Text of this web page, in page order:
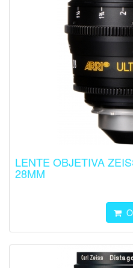
LENTE OBJETIVA
28MM